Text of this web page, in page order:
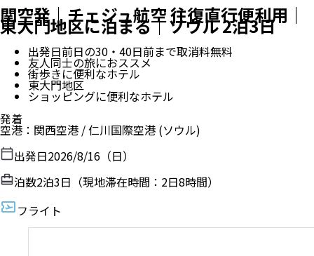
関空発｜チェジュ航空 往復直行便利用｜
東大門地区に泊まる｜ソウル 2泊3日
出発日前日の30・40日前まで取消料無料
友人同士の旅におススメ
街歩きに便利なホテル
東大門地区
ショッピングに便利なホテル
発着
空港 ： 関西空港 /仁川国際空港 (ソウル)
出発日2026/8/16（日）
泊数2泊3日（現地滞在時間： 2日8時間）
フライト